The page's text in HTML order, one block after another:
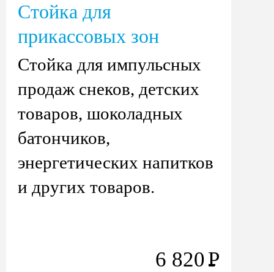
Стойка для
прикассовых зон
Стойка для импульсных
продаж снеков, детских
товаров, шоколадных
батончиков,
энергетических напитков
и других товаров.
6 820Р